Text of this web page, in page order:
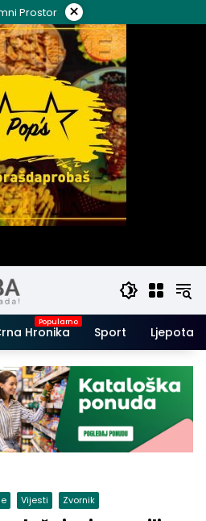
Prostor ×
Hronika Sport Ljepota i
Vijesti Zvornik